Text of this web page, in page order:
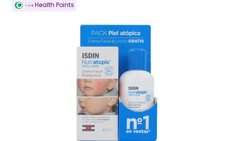
Health Points